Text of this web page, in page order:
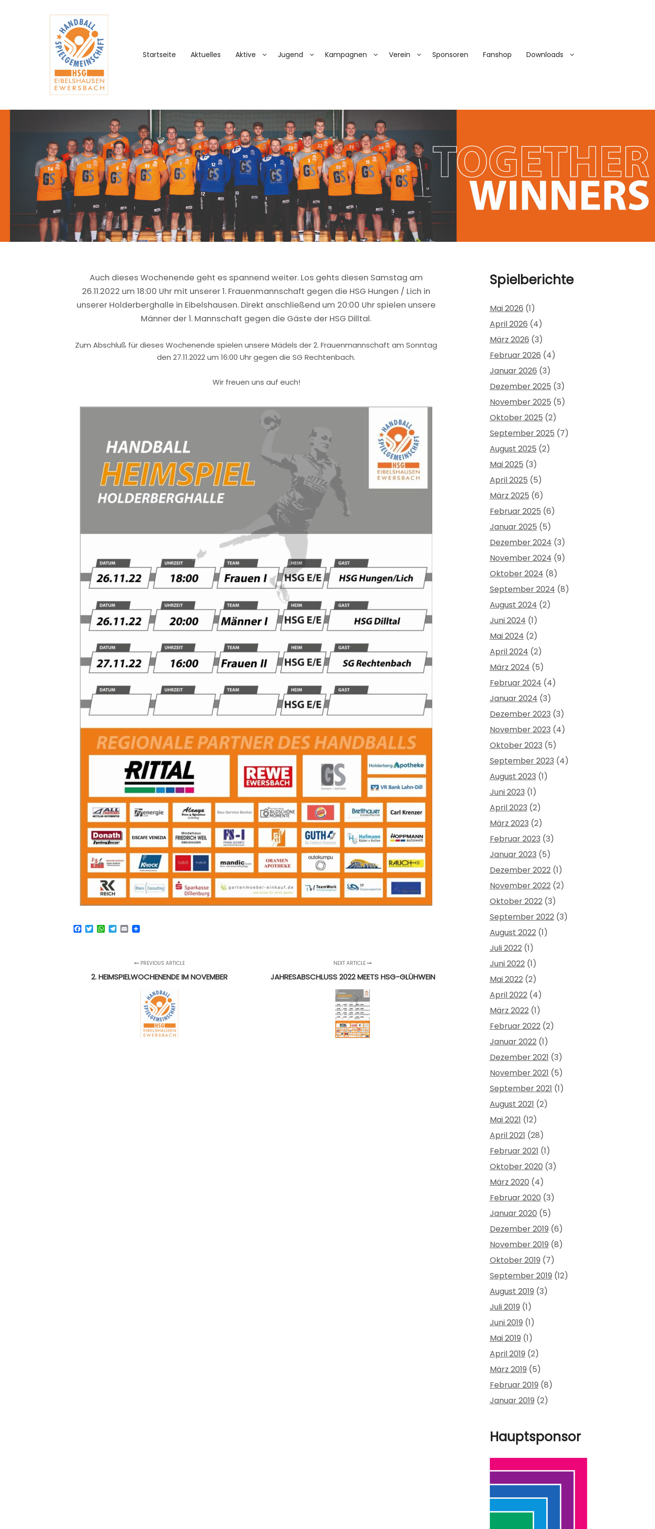
Startseite Aktuelles Aktive Jugend Kampagnen Verein Sponsoren Fanshop Downloads
Auch dieses Wochenende geht es spannend weiter. Los gehts diesen Samstag am
26.11.2022 um 18:00 Uhr mit unserer 1. Frauenmannschaft gegen die HSG Hungen / Lich in
unserer Holderberghalle in Eibelshausen. Direkt anschließend um 20:00 Uhr spielen unsere
Männer der 1. Mannschaft gegen die Gäste der HSG Dilltal.
Zum Abschluß für dieses Wochenende spielen unsere Mädels der 2. Frauenmannschaft am Sonntag
den 27.11.2022 um 16:00 Uhr gegen die SG Rechtenbach.
Wir freuen uns auf euch!
Facebook
TwitterWhatsApp
Telegram
Email
PREVIOUS ARTICLE
2. HEIMSPIELWOCHENENDE IM NOVEMBER
NEXT ARTICLE
JAHRESABSCHLUSS 2022 MEETS HSG-GLÜHWEIN
Spielberichte
Mai 2026 (1)
April 2026 (4)
März 2026 (3)
Februar 2026 (4)
Januar 2026 (3)
Dezember 2025 (3)
November 2025 (5)
Oktober 2025 (2)
September 2025 (7)
August 2025 (2)
Mai 2025 (3)
April 2025 (5)
März 2025 (6)
Februar 2025 (6)
Januar 2025 (5)
Dezember 2024 (3)
November 2024 (9)
Oktober 2024 (8)
September 2024 (8)
August 2024 (2)
Juni 2024 (1)
Mai 2024 (2)
April 2024 (2)
März 2024 (5)
Februar 2024 (4)
Januar 2024 (3)
Dezember 2023 (3)
November 2023 (4)
Oktober 2023 (5)
September 2023 (4)
August 2023 (1)
Juni 2023 (1)
April 2023 (2)
März 2023 (2)
Februar 2023 (3)
Januar 2023 (5)
Dezember 2022(1)
November 2022(2)
Oktober 2022(3)
September 2022(3)
August 2022(1)
Juli 2022(1)
Juni 2022(1)
Mai 2022(2)
April 2022(4)
März 2022(1)
Februar 2022(2)
Januar 2022(1)
Dezember 2021 (3)
November 2021 (5)
September 2021 (1)
August 2021 (2)
Mai 2021 (12)
April 2021 (28)
Februar 2021 (1)
Oktober 2020 (3)
März 2020 (4)
Februar 2020 (3)
Januar 2020 (5)
Dezember 2019 (6)
November 2019 (8)
Oktober 2019 (7)
September 2019 (12)
August 2019 (3)
Juli 2019 (1)
Juni 2019 (1)
Mai 2019 (1)
April 2019 (2)
März 2019 (5)
Februar 2019 (8)
Januar 2019 (2)
Hauptsponsor